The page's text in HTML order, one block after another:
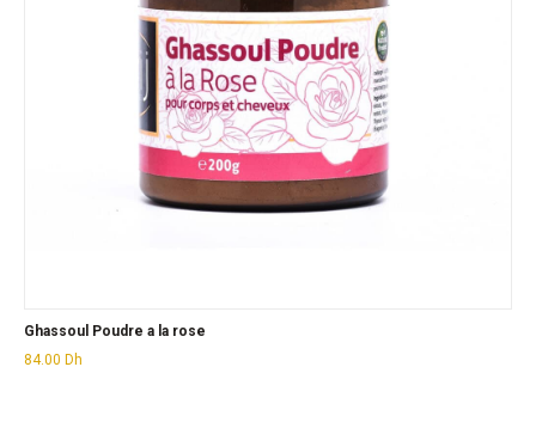
Ghassoul Poudre a la rose
84.00 Dh